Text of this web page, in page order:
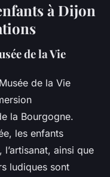
à Dijon
de la Vie
de la Vie
la Bourgogne.
les enfants
ainsi que
ludiques sont